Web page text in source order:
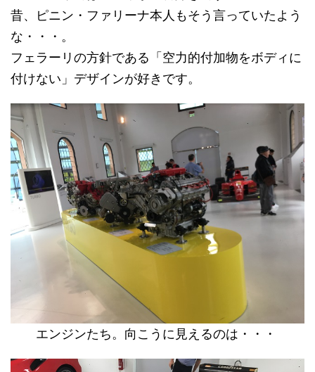
昔、ピニン・ファリーナ本人もそう言っていたよう
な・・・。
フェラーリの方針である「空力的付加物をボディに
付けない」デザインが好きです。
エンジンたち。向こうに見えるのは・・・